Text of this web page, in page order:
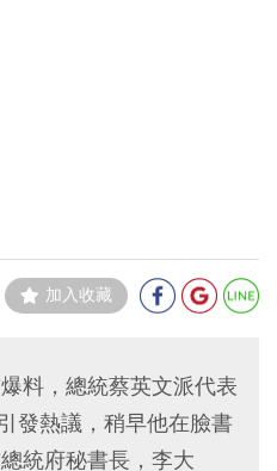
加入收藏
料，總統蔡英文派代表
發熱議，稍早他在臉書
統府秘書長，李大